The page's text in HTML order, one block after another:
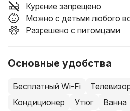
Курение запрещено
Можно с детьми любого
Разрешено с питомцами
Основные удобства
Бесплатный Wi-Fi Телевизор
Кондиционер
Утюг
Ванна